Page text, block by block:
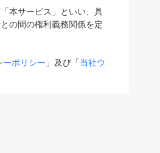
本サービス」といい、具
の間の権利義務関係を定
ーポリシー 」及び「当社ウ